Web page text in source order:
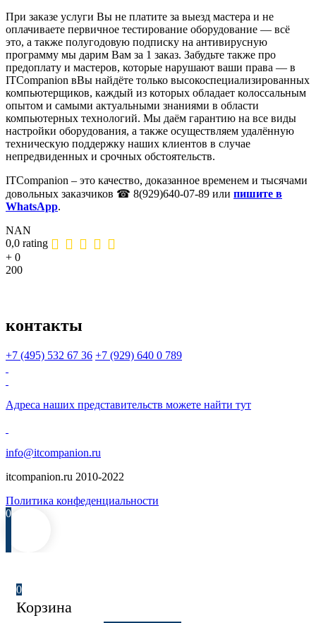
При заказе услуги Вы не платите за выезд мастера и не
оплачиваете первичное тестирование оборудование — всё
это, а также полугодовую подписку на антивирусную
программу мы дарим Вам за 1 заказ. Забудьте также про
предоплату и мастеров, которые нарушают ваши права — в
ITCompanion вВы найдёте только высокоспециализированных
компьютерщиков, каждый из которых обладает колоссальным
опытом и самыми актуальными знаниями в области
компьютерных технологий. Мы даём гарантию на все виды
настройки оборудования, а также осуществляем удалённую
техническую поддержку наших клиентов в случае
непредвиденных и срочных обстоятельств.
ITCompanion – это качество, доказанное временем и тысячами
довольных заказчиков ☎ 8(929)640-07-89 или пишите в
WhatsApp.
NAN
0,0 rating
+ 0
200
контакты
+7 (495) 532 67 36 +7 (929) 640 0 789
Адреса наших представительств можете найти тут
info@itcompanion.ru
itcompanion.ru 2010-2022
Политика конфеденциальности
0
0
Корзина